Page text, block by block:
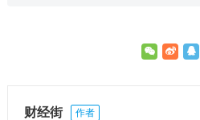
财经街 作者